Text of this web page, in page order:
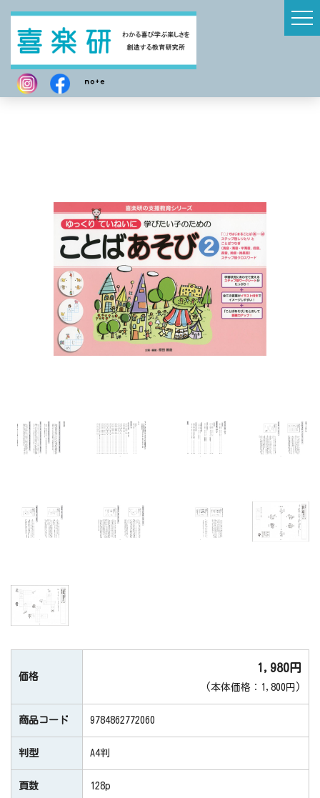
価格
1,980円
(本体価格：1,800円)
商品コード 9784862772060
判型 A4判
頁数 128p